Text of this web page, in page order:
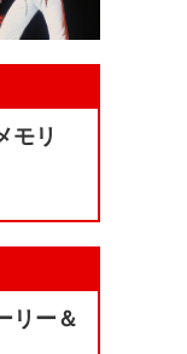
モリ
リー＆